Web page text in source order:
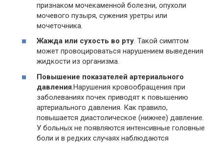
признаком мочекаменной болезни, опухоли
мочевого пузыря, сужения уретры или
мочеточника.
Жажда или сухость во рту. Такой симптом
может провоцироваться нарушением выведения
жидкости из организма.
Повышение показателей артериального
давления.Нарушения кровообращения при
заболеваниях почек приводят к повышению
артериального давления. Как правило,
повышается диастолическое (нижнее) давление.
У больных не появляются интенсивные головные
боли и в редких случаях наблюдаются